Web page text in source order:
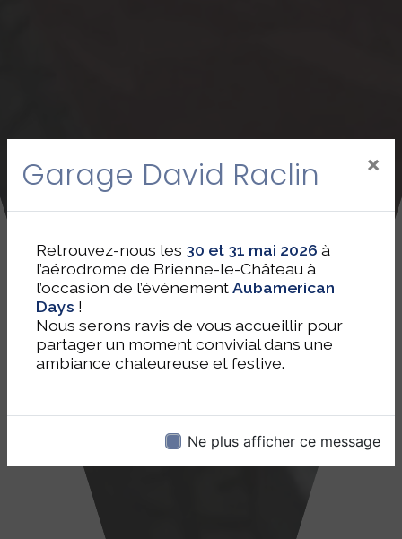
Garage David Raclin ×
Retrouvez-nous les 30 et 31 mai 2026 à
l’aérodrome de Brienne-le-Château à
l’occasion de l’événementAubamerican
Days !
Nous serons ravis de vous accueillir pour
partager un moment convivial dans une
ambiance chaleureuse et festive.
Ne plus afficher ce message